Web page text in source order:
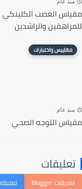
مقياس الغضب الكلينكي
للمراهقين والراشدين
مقاييس واختبارات
منذ عام
مقياس التوجه الصحي
تعليقات